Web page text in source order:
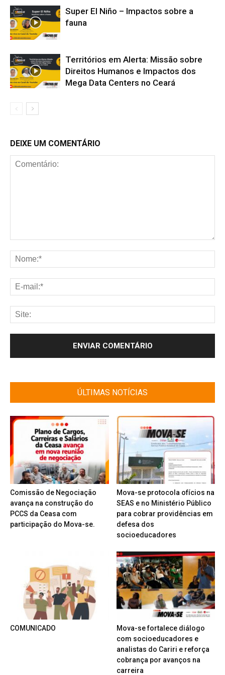
Super El Niño – Impactos sobre a
fauna
Territórios em Alerta: Missão sobre
Direitos Humanos e Impactos dos
Mega Data Centers no Ceará
DEIXE UM COMENTÁRIO
ÚLTIMAS NOTÍCIAS
Comissão de Negociação
avança na construção do
PCCS da Ceasa com
participação do Mova-se.
Mova-se protocola ofícios na
SEAS e no Ministério Público
para cobrar providências em
defesa dos
socioeducadores
COMUNICADO
Mova-se fortalece diálogo
com socioeducadores e
analistas do Cariri e reforça
cobrança por avanços na
carreira